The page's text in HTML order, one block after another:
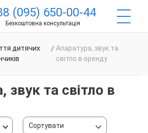
(095) 650-00-44
Безкоштовна консультація
дитячих
Апаратура, звук та
світло в оренду
звук та світло в
Сортувати